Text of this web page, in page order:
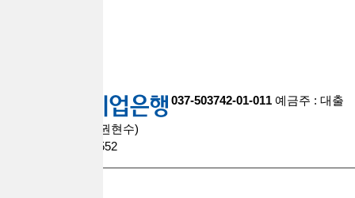
037-503742-01-011 예금주 : 대출
브라더스대부중개(권현수)
팩스 : 0508-9609-2552